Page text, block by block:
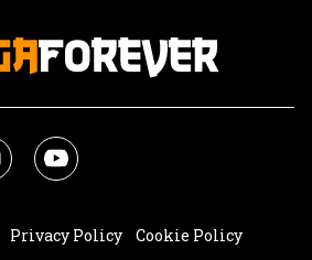
Privacy Policy
Cookie Policy